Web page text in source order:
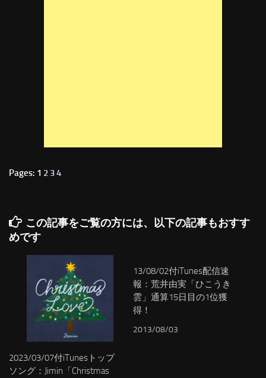
Pages: 1 2 34
この記事をご覧の方には、以下の記事もおすす
めです
2023/03/07付iTunesトップ
ソング：Jimin「Christmas
13/08/02付iTunes配信速
報：荒井由実「ひこうき
雲」通算15日目の1位獲
得！
2013/08/03